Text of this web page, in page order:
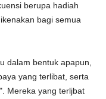
berupa hadiah
bagi semua
dalam bentuk apapun,
yang terlibat, serta
Mereka yang terljbat